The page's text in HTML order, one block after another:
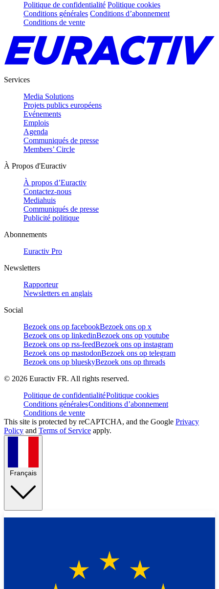
Politique de confidentialité Politique cookies
Conditions générales Conditions d’abonnement
Conditions de vente
Services
Media Solutions
Projets publics européens
Evénements
Emplois
Agenda
Communiqués de presse
Members’ Circle
À Propos d'Euractiv
À propos d’Euractiv
Contactez-nous
Mediahuis
Communiqués de presse
Publicité politique
Abonnements
Euractiv Pro
Newsletters
Rapporteur
Newsletters en anglais
Social
Bezoek ons op facebookBezoek ons op x
Bezoek ons op linkedinBezoek ons op youtube
Bezoek ons op rss-feedBezoek ons op instagram
Bezoek ons op mastodonBezoek ons op telegram
Bezoek ons op blueskyBezoek ons op threads
© 2026 Euractiv FR. All rights reserved.
Politique de confidentialitéPolitique cookies
Conditions généralesConditions d’abonnement
Conditions de vente
This site is protected by reCAPTCHA, and the Google Privacy
Policy and Terms of Service apply.
Français